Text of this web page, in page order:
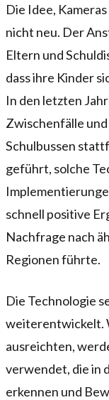
Die Idee,
nicht neu. Der
Eltern und
dass ihre Kinder
In den letzten
Zwischenfälle
Schulbussen
geführt, solche
schnell positive
Nachfrage nach
Regionen führte.
Die Technologie
weiterentwickelt.
ausreichten,
verwendet, die in
erkennen und